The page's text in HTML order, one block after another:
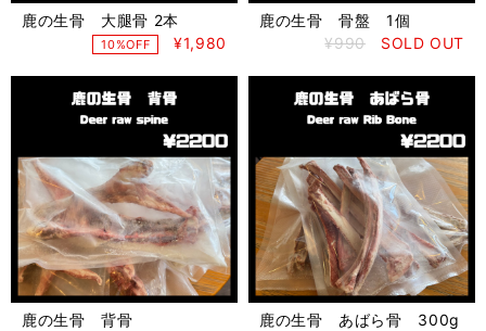
鹿の生骨 大腿骨 2本
10%OFF ¥1,980
鹿の生骨 骨盤 1個
¥990
SOLD OUT
鹿の生骨 背骨 鹿の生骨 あばら骨 300g